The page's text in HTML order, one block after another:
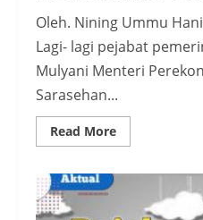
Oleh. Nining Ummu
Lagi- lagi pejabat
Mulyani Menteri
Sarasehan...
Read MoreRead
more
Menyamakan